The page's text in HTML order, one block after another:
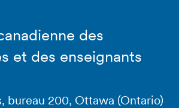
des
et des enseignants
bureau 200, Ottawa (Ontario)